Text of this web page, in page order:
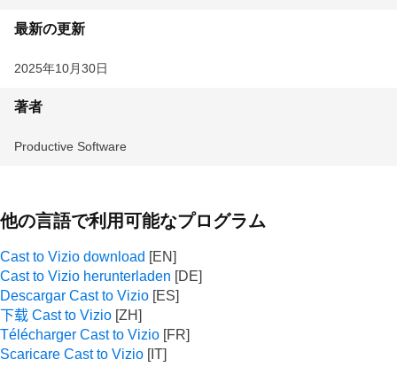
最新の更新
2025年10月30日
著者
‪‪Productive Software‬
他の言語で利用可能なプログラム
Cast to Vizio download
Cast to Vizio herunterladen
Descargar Cast to Vizio
下载 Cast to Vizio
Télécharger Cast to Vizio
Scaricare Cast to Vizio